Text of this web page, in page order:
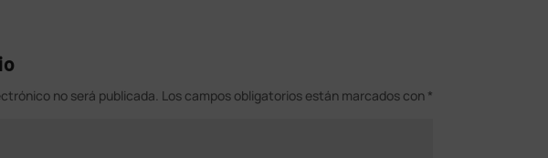
no será publicada. Los campos obligatorios están marcados con *